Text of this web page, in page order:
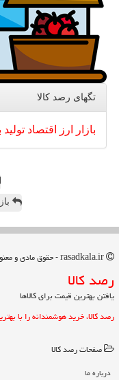
تگهای رصد كالا
بازار ارز اقتصاد تولید
رصد كالا
یافتن بهترین قیمت برای کالاها
رصد کالا، خرید هوشمندانه را با
صفحات رصد كالا
درباره ما